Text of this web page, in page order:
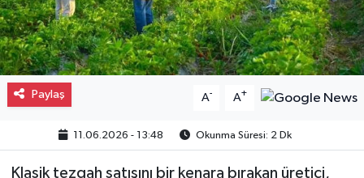
Paylaş A- A+
11.06.2026 - 13:48 Okunma Süresi: 2 Dk
Klasik tezgah satışını bir kenara bırakan üretici,
Eğitim